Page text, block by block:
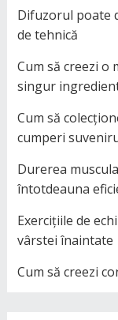
Difuzorul poate
de tehnică
Cum să creezi o
singur
Cum să
cumperi
Durerea
întotdeauna
Exercițiile de
vârstei înaintate
Cum să creezi